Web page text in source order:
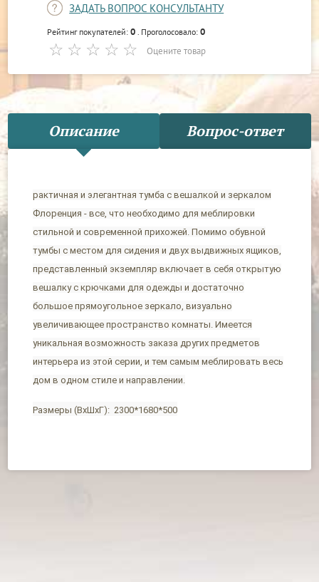
ЗАДАТЬ ВОПРОС КОНСУЛЬТАНТУ
Рейтинг покупателей:0 . Проголосовало:0
Оцените товар
Описание Вопрос-ответ
рактичная и элегантная тумба с вешалкой и зеркалом
Флоренция - все, что необходимо для меблировки
стильной и современной прихожей. Помимо обувной
тумбы с местом для сидения и двух выдвижных ящиков,
представленный экземпляр включает в себя открытую
вешалку с крючками для одежды и достаточно
большое прямоугольное зеркало, визуально
увеличивающее пространство комнаты. Имеется
уникальная возможность заказа других предметов
интерьера из этой серии, и тем самым меблировать весь
дом в одном стиле и направлении.
Размеры (ВхШхГ): 2300*1680*500